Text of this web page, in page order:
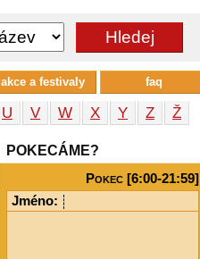
U V W X Y Z
Ž
POKECÁME?
Pokec [6:00-21:59]
Jméno:
akce a festivaly faq